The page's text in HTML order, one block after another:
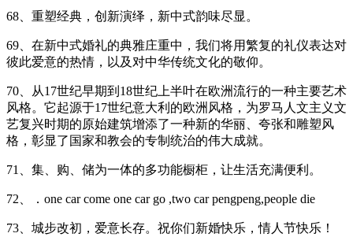
68、重塑经典，创新演绎，新中式韵味尽显。
69、在新中式婚礼的典雅庄重中，我们将用繁复的礼仪表达对
彼此爱意的热情，以及对中华传统文化的敬仰。
70、从17世纪早期到18世纪上半叶在欧洲流行的一种主要艺术
风格。它起源于17世纪意大利的欧洲风格，为罗马人文主义文
艺复兴时期的原始建筑增添了一种新的华丽、夸张和雕塑风
格，彰显了国家和教会的专制统治的伟大成就。
71、集、购、储为一体的多功能橱柜，让生活充满便利。
72、．one car come one car go ,two car pengpeng,people die
73、城步改初，爱意长存。祝你们新婚快乐，情人节快乐！